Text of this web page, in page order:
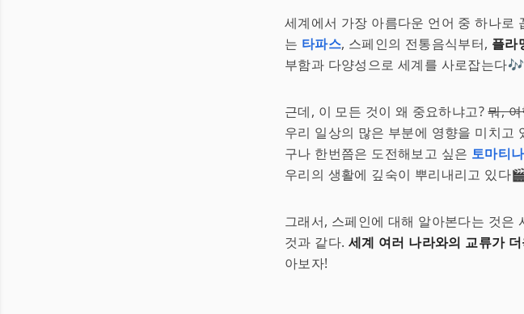
세계에서 가장 아름다운 언어 중 하나로
는 타파스, 스페인의 전통음식부터, 플라
부함과 다양성으로 세계를 사로잡는다
근데, 이 모든 것이 왜 중요하냐고?뭐,
우리 일상의 많은 부분에 영향을 미치고
구나 한번쯤은 도전해보고 싶은 토마티
우리의 생활에 깊숙이 뿌리내리고 있다
그래서, 스페인에 대해 알아본다는 것은
것과 같다. 세계 여러 나라와의 교류가
아보자!